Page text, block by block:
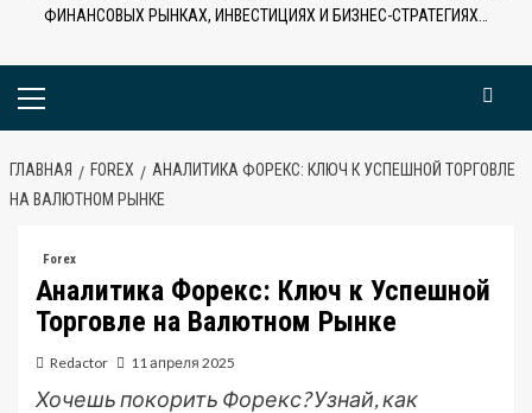
ФИНАНСОВЫХ РЫНКАХ, ИНВЕСТИЦИЯХ И БИЗНЕС-СТРАТЕГИЯХ…
Основное
ГЛАВНАЯ FOREX
АНАЛИТИКА ФОРЕКС: КЛЮЧ К УСПЕШНОЙ ТОРГОВЛЕ
НА ВАЛЮТНОМ РЫНКЕ
Forex
Аналитика Форекс: Ключ к Успешной
Торговле на Валютном Рынке
Redactor 11 апреля 2025
Хочешь покорить Форекс? Узнай, как